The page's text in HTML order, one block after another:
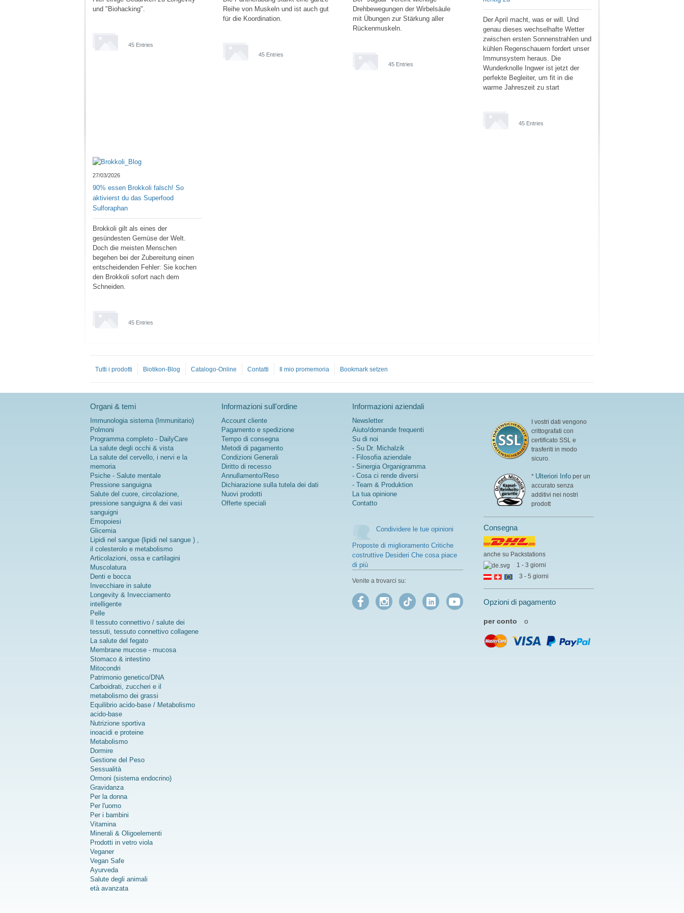
und "Biohacking".
45 Entries
Reihe von Muskeln und ist auch gut
für die Koordination.
45 Entries
Drehbewegungen der Wirbelsäule
mit Übungen zur Stärkung aller
Rückenmuskeln.
45 Entries
Der April macht, was er will. Und
genau dieses wechselhafte Wetter
zwischen ersten Sonnenstrahlen und
kühlen Regenschauern fordert unser
Immunsystem heraus. Die
Wunderknolle Ingwer ist jetzt der
perfekte Begleiter, um fit in die
warme Jahreszeit zu start
45 Entries
27/03/2026
90% essen Brokkoli falsch! So
aktivierst du das Superfood
Sulforaphan
Brokkoli gilt als eines der
gesündesten Gemüse der Welt.
Doch die meisten Menschen
begehen bei der Zubereitung einen
entscheidenden Fehler: Sie kochen
den Brokkoli sofort nach dem
Schneiden.
45 Entries
Tutti i prodotti Biotikon-Blog Catalogo-Online Contatti Il mio promemoria Bookmark setzen
Organi & temi
Immunologia sistema (Immunitario)
Polmoni
Programma completo - DailyCare
La salute degli occhi & vista
La salute del cervello, i nervi e la
memoria
Psiche - Salute mentale
Pressione sanguigna
Salute del cuore, circolazione,
pressione sanguigna & dei vasi
sanguigni
Emopoiesi
Glicemia
Lipidi nel sangue (lipidi nel sangue ) ,
il colesterolo e metabolismo
Articolazioni, ossa e cartilagini
Muscolatura
Denti e bocca
Invecchiare in salute
Longevity & Invecciamento
intelligente
Pelle
Il tessuto connettivo / salute dei
tessuti, tessuto connettivo collagene
La salute del fegato
Membrane mucose - mucosa
Stomaco & intestino
Mitocondri
Patrimonio genetico/DNA
Carboidrati, zuccheri e il
metabolismo dei grassi
Equilibrio acido-base / Metabolismo
acido-base
Nutrizione sportiva
inoacidi e proteine
Metabolismo
Dormire
Gestione del Peso
Sessualità
Ormoni (sistema endocrino)
Gravidanza
Per la donna
Per l'uomo
Per i bambini
Vitamina
Minerali & Oligoelementi
Prodotti in vetro viola
Veganer
Vegan Safe
Ayurveda
Salute degli animali
età avanzata
Informazioni sull'ordine
Account cliente
Pagamento e spedizione
Tempo di consegna
Metodi di pagamento
Condizioni Generali
Diritto di recesso
Annullamento/Reso
Dichiarazione sulla tutela dei dati
Nuovi prodotti
Offerte speciali
Informazioni aziendali
Newsletter
Aiuto/domande frequenti
Su di noi
- Su Dr. Michalzik
- Filosofia aziendale
- Sinergia Organigramma
- Cosa ci rende diversi
- Team & Produktion
La tua opinione
Contatto
Condividere le tue opinioni
Proposte di miglioramento Critiche
costruttive Desideri Che cosa piace
di più
Venite a trovarci su:
I vostri dati vengono
crittografati con
certificato SSL e
trasferiti in modo
sicuro.
* Ulteriori Info per un
accurato senza
additivi nei nostri
prodott
Consegna
anche su Packstations
1 - 3 giorni
3 - 5 giorni
Opzioni di pagamento
per conto o